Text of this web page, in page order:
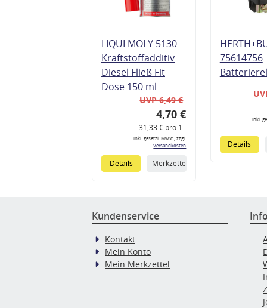
LIQUI MOLY 5130
Kraftstoffadditiv
Diesel Fließ Fit
Dose 150 ml
UVP 6,49 €
4,70 €
31,33 € pro 1 l
inkl. gesetzl. MwSt., zzgl.
Versandkosten
Details Merkzettel
75614756
inkl.
Details
Kundenservice
Kontakt
Mein Konto
Mein Merkzettel